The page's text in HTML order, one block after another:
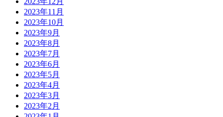
2023年11月
2023年10月
2023年9月
2023年8月
2023年7月
2023年6月
2023年5月
2023年4月
2023年3月
2023年2月